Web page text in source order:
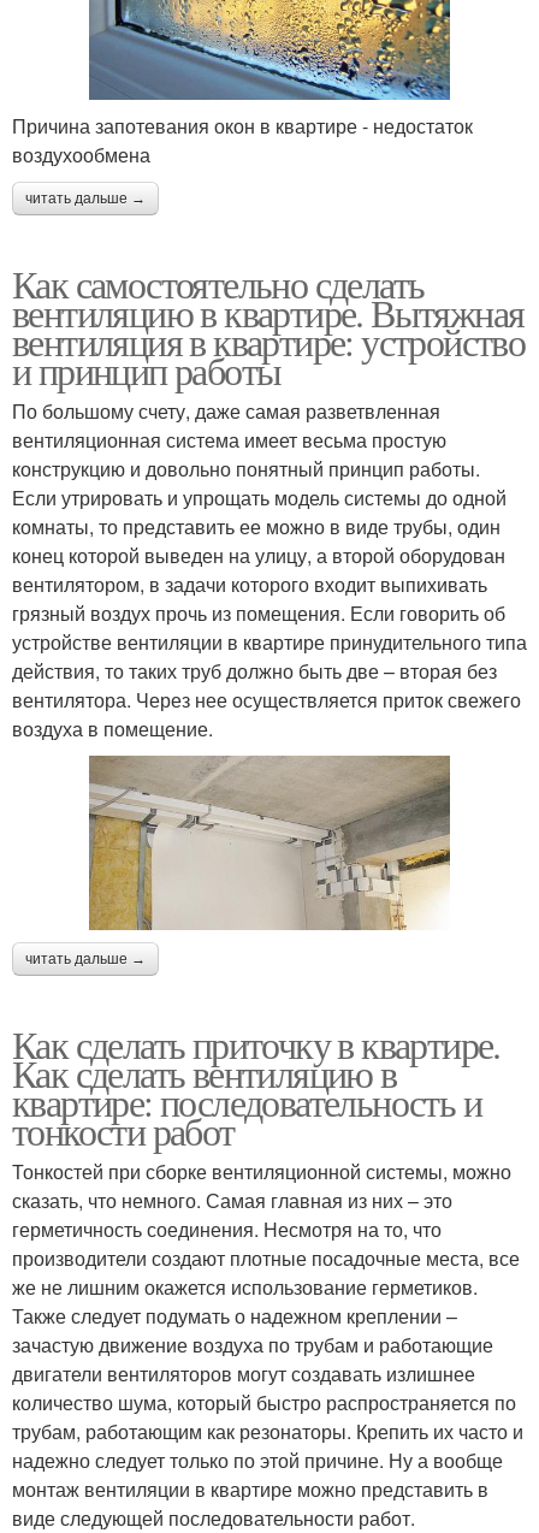
Причина запотевания окон в квартире - недостаток
воздухообмена
читать дальше →
Как самостоятельно сделать
вентиляцию в квартире. Вытяжная
вентиляция в квартире: устройство
и принцип работы
По большому счету, даже самая разветвленная
вентиляционная система имеет весьма простую
конструкцию и довольно понятный принцип работы.
Если утрировать и упрощать модель системы до одной
комнаты, то представить ее можно в виде трубы, один
конец которой выведен на улицу, а второй оборудован
вентилятором, в задачи которого входит выпихивать
грязный воздух прочь из помещения. Если говорить об
устройстве вентиляции в квартире принудительного типа
действия, то таких труб должно быть две – вторая без
вентилятора. Через нее осуществляется приток свежего
воздуха в помещение.
читать дальше →
Как сделать приточку в квартире.
Как сделать вентиляцию в
квартире: последовательность и
тонкости работ
Тонкостей при сборке вентиляционной системы, можно
сказать, что немного. Самая главная из них – это
герметичность соединения. Несмотря на то, что
производители создают плотные посадочные места, все
же не лишним окажется использование герметиков.
Также следует подумать о надежном креплении –
зачастую движение воздуха по трубам и работающие
двигатели вентиляторов могут создавать излишнее
количество шума, который быстро распространяется по
трубам, работающим как резонаторы. Крепить их часто и
надежно следует только по этой причине. Ну а вообще
монтаж вентиляции в квартире можно представить в
виде следующей последовательности работ.